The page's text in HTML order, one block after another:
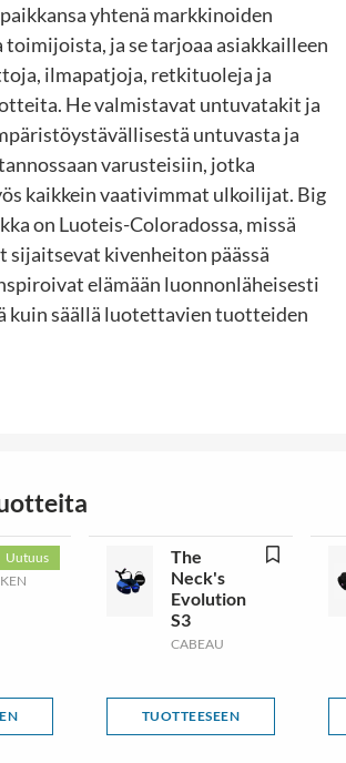
yhtenä markkinoiden
ja se tarjoaa asiakkailleen
ilmapatjoja, retkituoleja ja
He valmistavat untuvatakit ja
untuvasta ja
varusteisiin, jotka
kaikkein vaativimmat ulkoilijat. Big
on Luoteis-Coloradossa, missä
sijaitsevat kivenheiton päässä
elämään luonnonläheisesti
kuin säällä luotettavien tuotteiden
Uutuus
The
Neck's
Evolution
S3
CABEAU
TUOTTEESEEN